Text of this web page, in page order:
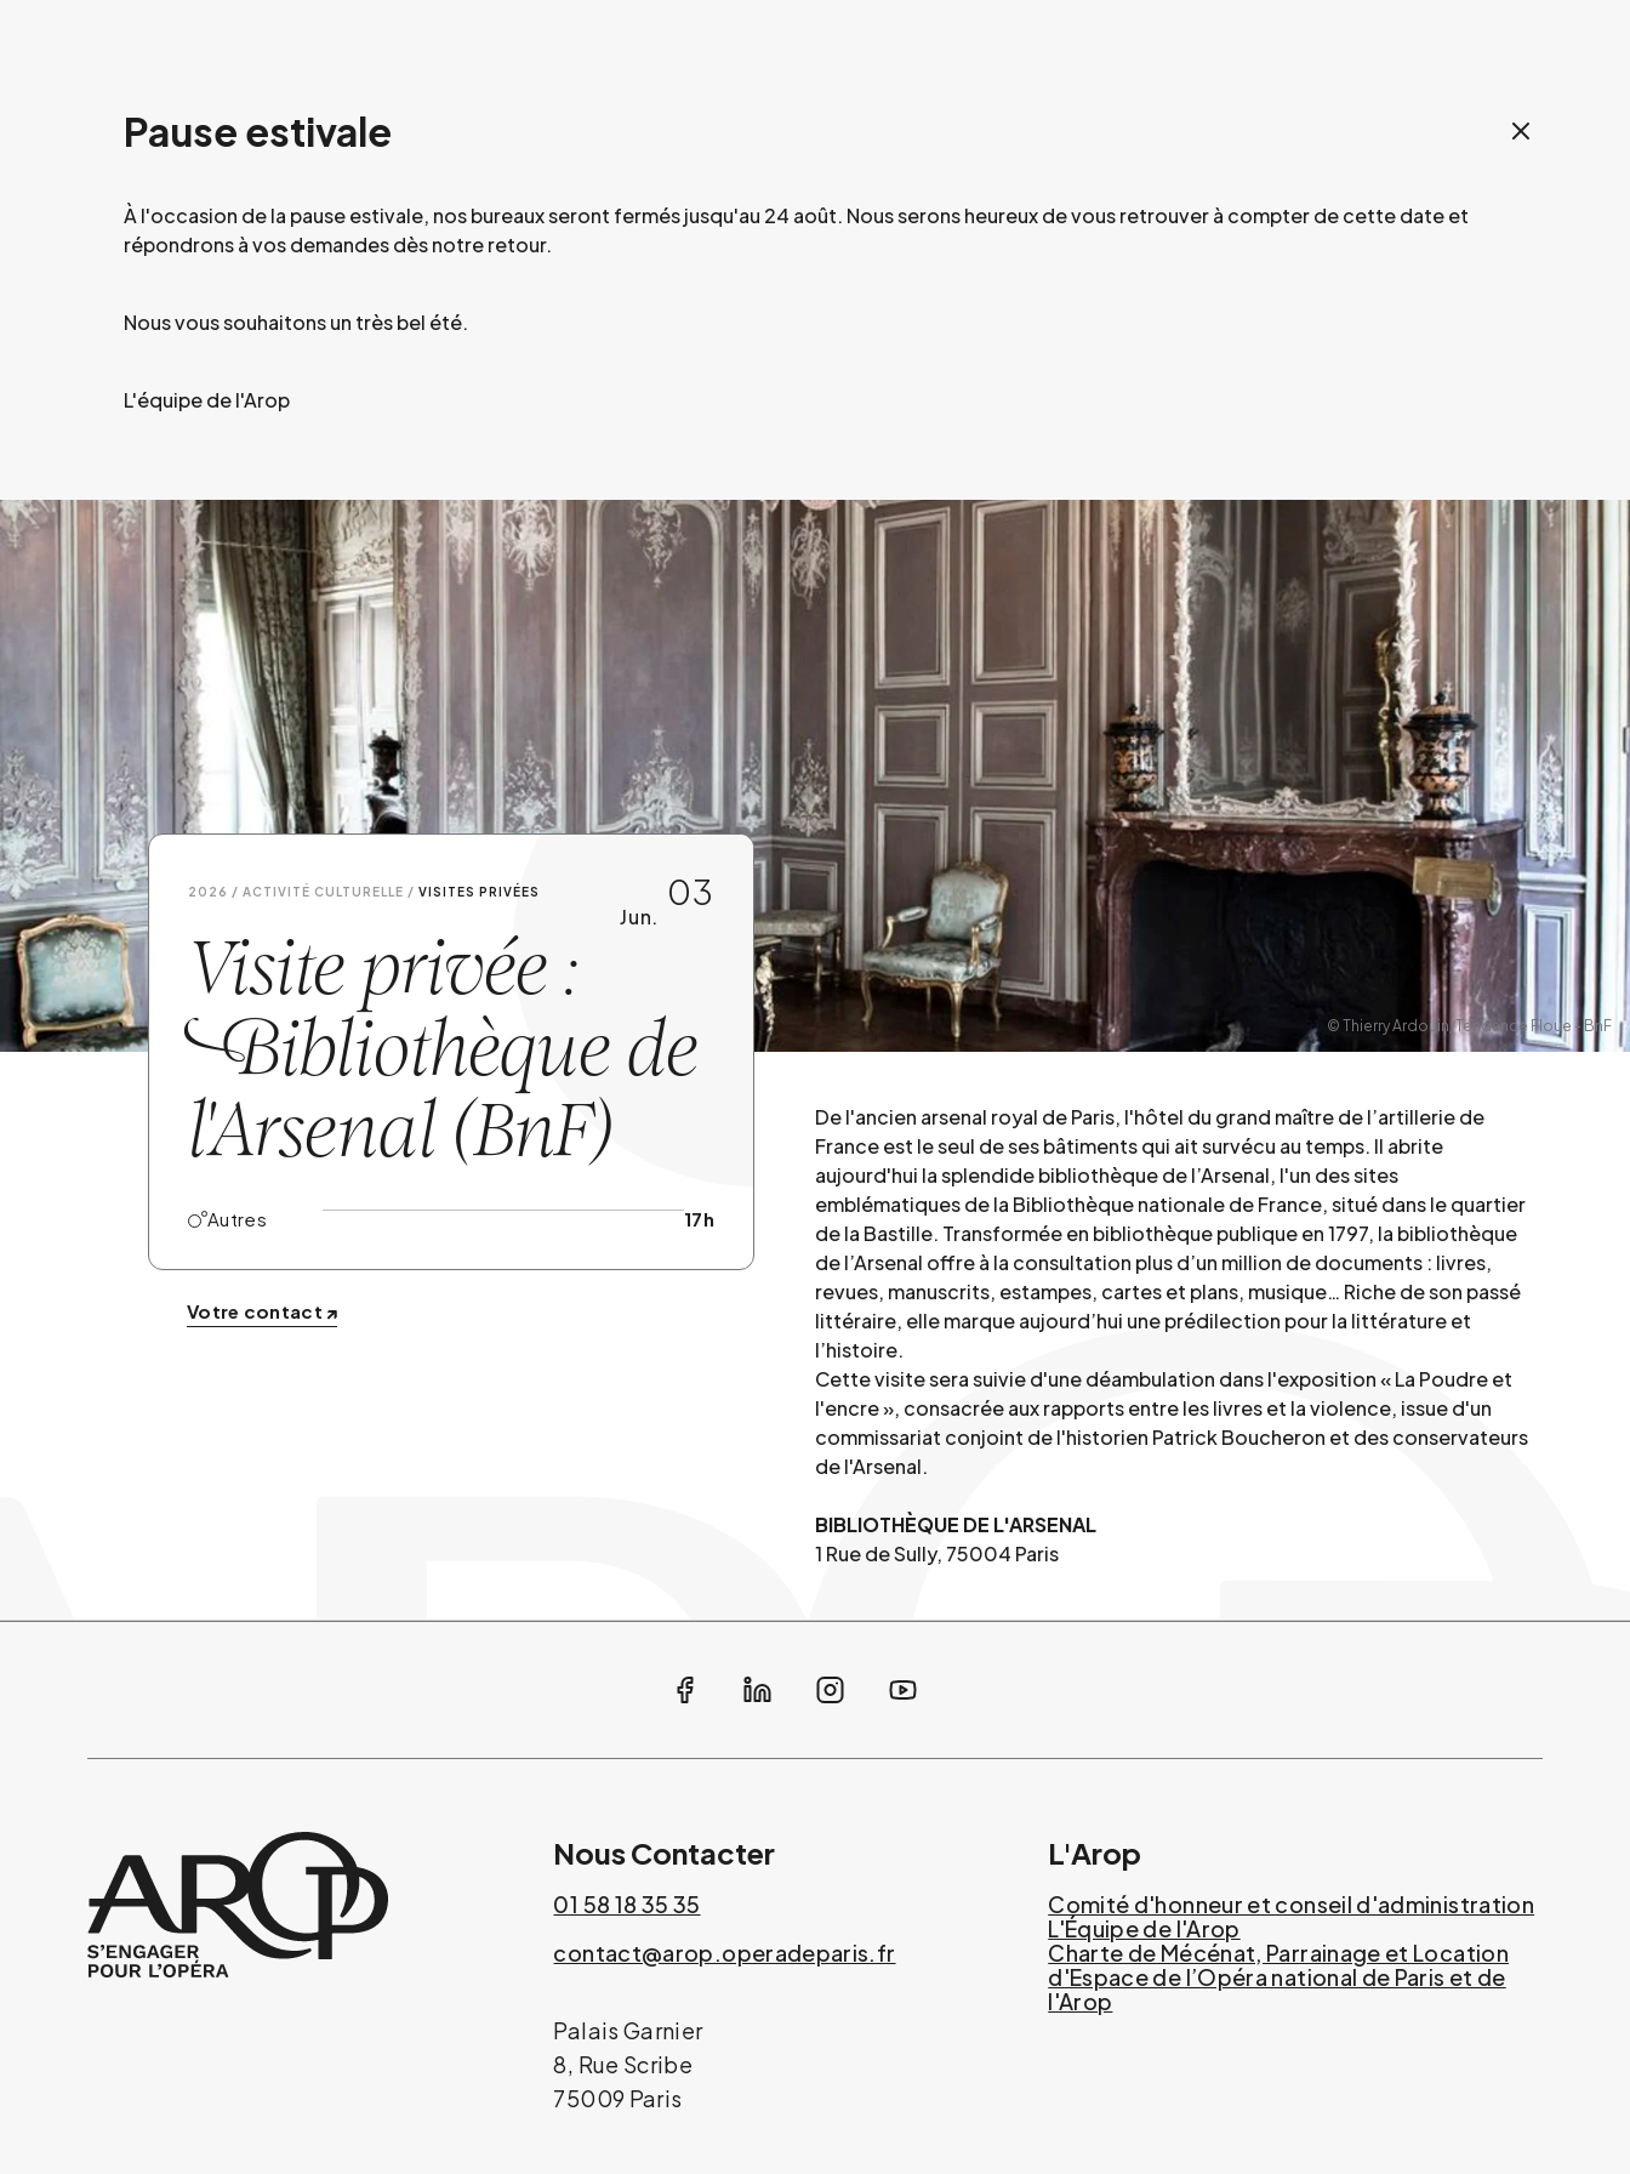
Pause estivale
À l'occasion de la pause estivale, nos bureaux seront fermés jusqu'au 24 août. Nous serons heureux de vous retrouver à compter de cette date et
répondrons à vos demandes dès notre retour.
Nous vous souhaitons un très bel été.
L'équipe de l'Arop
© Thierry Ardouin/Tendance Floue - BnF
2026 / ACTIVITÉ CULTURELLE / VISITES PRIVÉES 03
Jun.
Visite privée :
Bibliothèque de
l'Arsenal (BnF)
Autres 17h
Votre contact
De l'ancien arsenal royal de Paris, l'hôtel du grand maître de l’artillerie de
France est le seul de ses bâtiments qui ait survécu au temps. Il abrite
aujourd'hui la splendide bibliothèque de l’Arsenal, l'un des sites
emblématiques de la Bibliothèque nationale de France, situé dans le quartier
de la Bastille. Transformée en bibliothèque publique en 1797, la bibliothèque
de l’Arsenal offre à la consultation plus d’un million de documents : livres,
revues, manuscrits, estampes, cartes et plans, musique… Riche de son passé
littéraire, elle marque aujourd’hui une prédilection pour la littérature et
l’histoire.
Cette visite sera suivie d'une déambulation dans l'exposition « La Poudre et
l'encre », consacrée aux rapports entre les livres et la violence, issue d'un
commissariat conjoint de l'historien Patrick Boucheron et des conservateurs
de l'Arsenal.
BIBLIOTHÈQUE DE L'ARSENAL
1 Rue de Sully, 75004 Paris
Nous Contacter
01 58 18 35 35
contact@arop.operadeparis.fr
Palais Garnier
8, Rue Scribe
75009 Paris
L'Arop
Comité d'honneur et conseil d'administration
L'Équipe de l'Arop
Charte de Mécénat, Parrainage et Location
d'Espace de l’Opéra national de Paris et de
l'Arop